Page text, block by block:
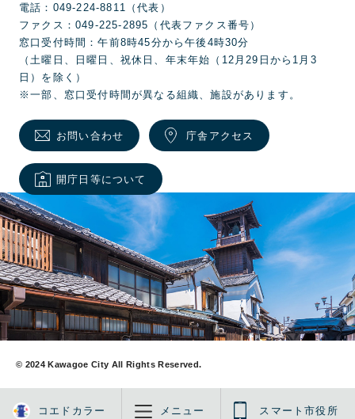
コエドカラー メニュー スマート市役所
電話：049-224-8811（代表）
ファクス：049-225-2895（代表ファクス番号）
窓口受付時間：午前8時45分から午後4時30分
（土曜日、日曜日、祝休日、年末年始（12月29日から1月3
日）を除く）
※一部、窓口受付時間が異なる組織、施設があります。
お問い合わせ 庁舎アクセス
開庁日等について
© 2024 Kawagoe City All Rights Reserved.